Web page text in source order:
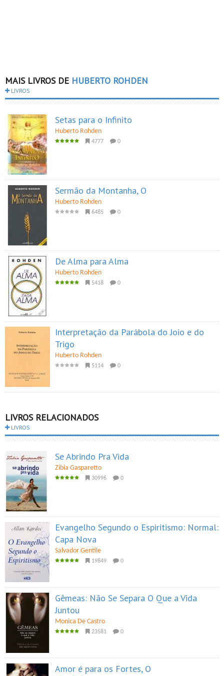
MAIS LIVROS DE HUBERTO ROHDEN
LIVROS
Setas para o Infinito
Huberto Rohden
4777 0
Sermão da Montanha, O
Huberto Rohden
6485 0
De Alma para Alma
Huberto Rohden
5418 0
Interpretação da Parábola do Joio e do
Trigo
Huberto Rohden
5114 0
LIVROS RELACIONADOS
LIVROS
Se Abrindo Pra Vida
Zibia Gasparetto
30996 0
Evangelho Segundo o Espiritismo: Normal:
Capa Nova
Salvador Gentile
19849 0
Gêmeas: Não Se Separa O Que a Vida
Juntou
Monica De Castro
23581 0
Amor é para os Fortes, O